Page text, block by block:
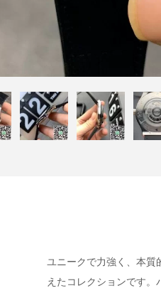
ユニークで力強く、本質
えたコレクションです